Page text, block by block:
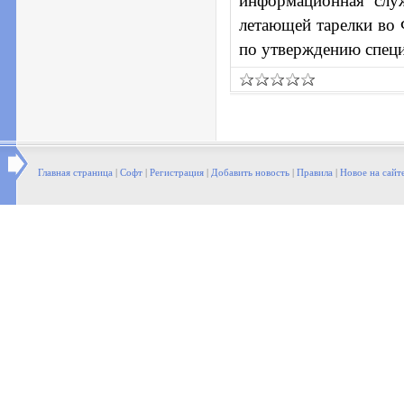
летающей тарелки
по утверждению
Главная страница | Софт | Регистрация | Добавить новость | Правила | Новое на